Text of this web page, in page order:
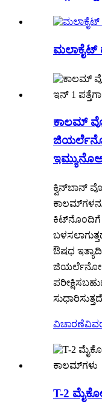
ಮಲಾಕೈಟ್
ಕಾಲಮ್
ಕ್ವಿನ್‌ಬಾನ್
ಔಷಧ
ಜಿಯರ್ಲೆನೋನ್
ವಿಚಾರಣೆ
T-2